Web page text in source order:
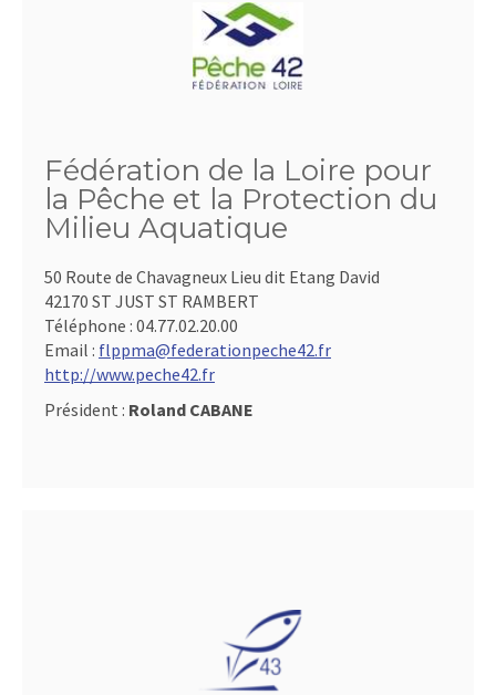
Fédération de la Loire pour
la Pêche et la Protection du
Milieu Aquatique
50 Route de Chavagneux Lieu dit Etang David
42170 ST JUST ST RAMBERT
Téléphone : 04.77.02.20.00
Email : flppma@federationpeche42.fr
http://www.peche42.fr
Président : Roland CABANE